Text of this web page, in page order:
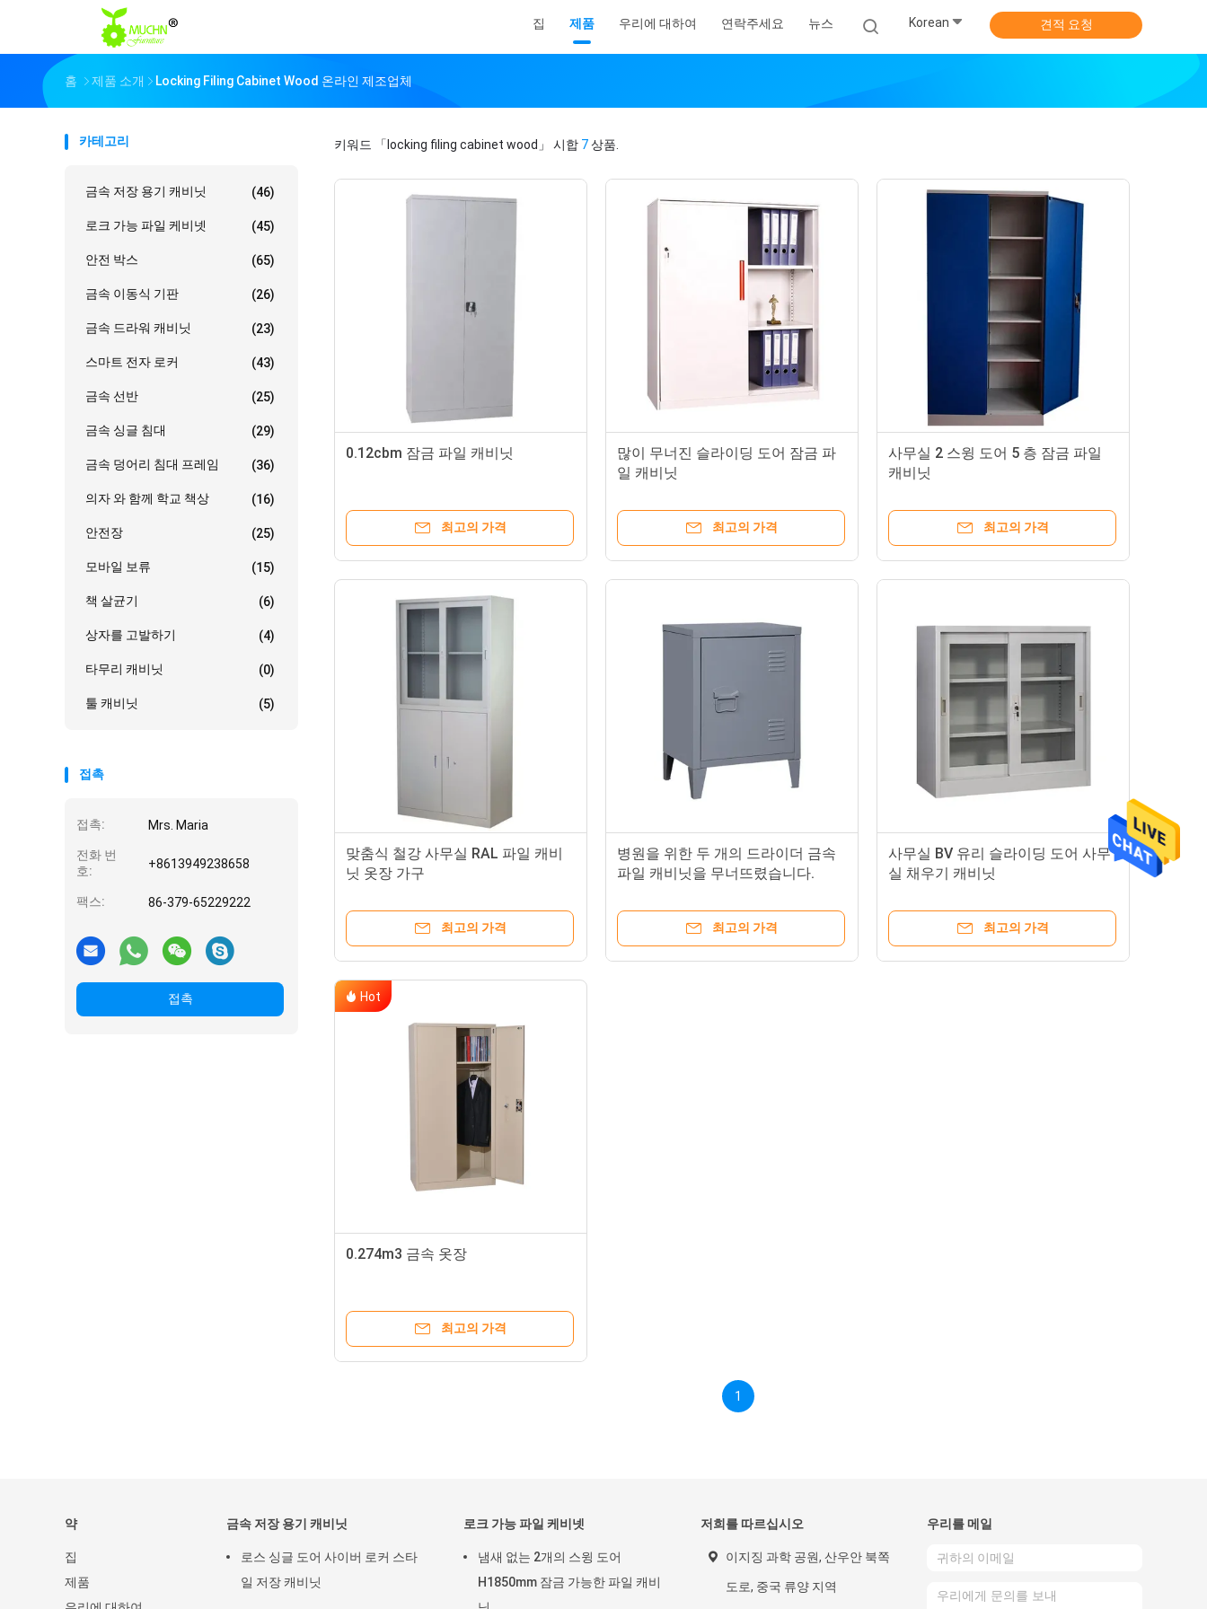
집 제품 우리에 대하여 연락주세요 뉴스 Korean 견적 요청
홈 제품 소개 Locking Filing Cabinet Wood 온라인 제조업체
카테고리
금속 저장 용기 캐비닛 (46)
로크 가능 파일 케비넷 (45)
안전 박스 (65)
금속 이동식 기판 (26)
금속 드라워 캐비닛 (23)
스마트 전자 로커 (43)
금속 선반 (25)
금속 싱글 침대 (29)
금속 덩어리 침대 프레임 (36)
의자 와 함께 학교 책상 (16)
안전장 (25)
모바일 보류 (15)
책 살균기 (6)
상자를 고발하기 (4)
타무리 캐비닛 (0)
툴 캐비닛 (5)
접촉
접촉: Mrs. Maria
전화 번
호:
+8613949238658
팩스: 86-379-65229222
접촉
키워드 「locking filing cabinet wood」 시합 7상품.
0.12cbm 잠금 파일 캐비닛
최고의 가격
많이 무너진 슬라이딩 도어 잠금 파
일 캐비닛
최고의 가격
사무실 2 스윙 도어 5 층 잠금 파일
캐비닛
최고의 가격
맞춤식 철강 사무실 RAL 파일 캐비
닛 옷장 가구
최고의 가격
병원을 위한 두 개의 드라이더 금속
파일 캐비닛을 무너뜨렸습니다.
최고의 가격
사무실 BV 유리 슬라이딩 도어 사무
실 채우기 캐비닛
최고의 가격
Hot
0.274m3 금속 옷장
최고의 가격
1
약
집
제품
금속 저장 용기 캐비닛
로스 싱글 도어 사이버 로커 스타
일 저장 캐비닛
로크 가능 파일 케비넷
냄새 없는 2개의 스윙 도어
H1850mm 잠금 가능한 파일 캐비
저희를 따르십시오
이지징 과학 공원, 산우안 북쪽
도로, 중국 류양 지역
우리를 메일